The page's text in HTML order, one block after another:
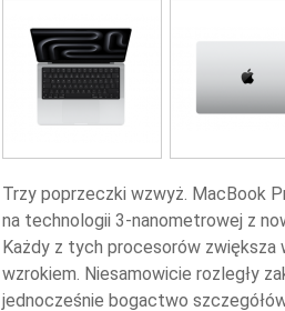
Trzy poprzeczki wzwyż. MacBook
na technologii 3-nanometrowej z
Każdy z tych procesorów zwiększa
wzrokiem. Niesamowicie rozległy
jednocześnie bogactwo